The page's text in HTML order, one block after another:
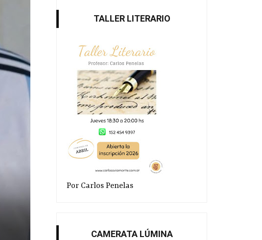
TALLER LITERARIO
Por Carlos Penelas
CAMERATA LÚMINA